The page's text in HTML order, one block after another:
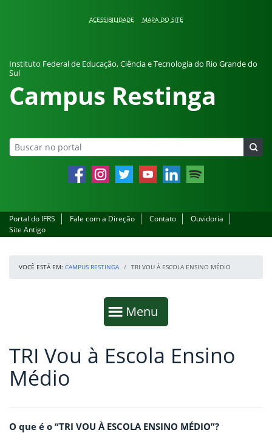
ACESSIBILIDADE MAPA DO SITE
Instituto Federal de Educação, Ciência e Tecnologia do Rio Grande do
Sul
Campus Restinga
FacebookInstagramTwitter YouTube LinkedIn Spotify
Portal do IFRS Fale com a Direção Contato
Ouvidoria
Site Antigo
VOCÊ ESTÁ EM: CAMPUS RESTINGA TRI VOU À ESCOLA ENSINO MÉDIO
Mostrar
Menu
Fim da navegação
Início do conteúdo
TRI Vou à Escola Ensino
Médio
O que é o “TRI VOU À ESCOLA ENSINO MÉDIO”?